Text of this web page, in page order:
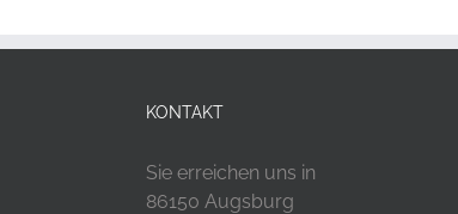
KONTAKT
Sie erreichen uns in
86150 Augsburg